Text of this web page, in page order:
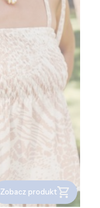
Zobacz produkt